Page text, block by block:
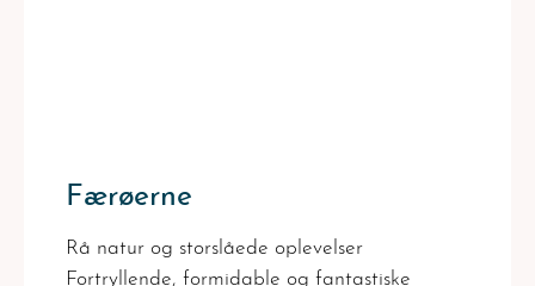
Færøerne
Rå natur og storslåede oplevelser
Fortryllende, formidable og fantastiske